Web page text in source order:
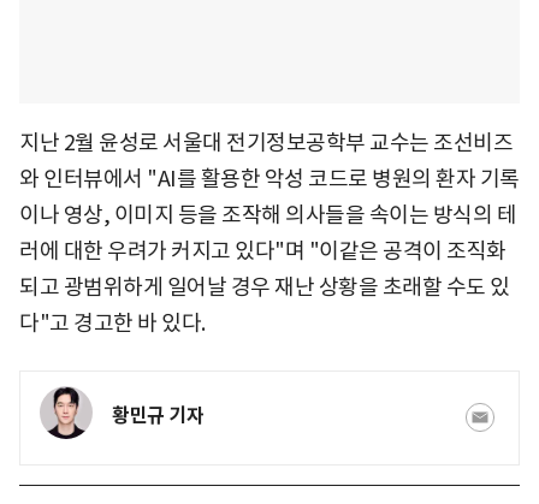
지난 2월 윤성로 서울대 전기정보공학부 교수는 조선비즈
와 인터뷰에서 "AI를 활용한 악성 코드로 병원의 환자 기록
이나 영상, 이미지 등을 조작해 의사들을 속이는 방식의 테
러에 대한 우려가 커지고 있다"며 "이같은 공격이 조직화
되고 광범위하게 일어날 경우 재난 상황을 초래할 수도 있
다"고 경고한 바 있다.
황민규 기자